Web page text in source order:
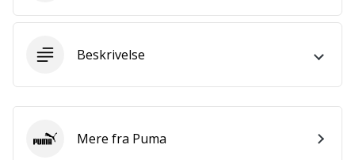
lad
løbe
Vis alle
Beskrivelse
PumaMere fra Puma